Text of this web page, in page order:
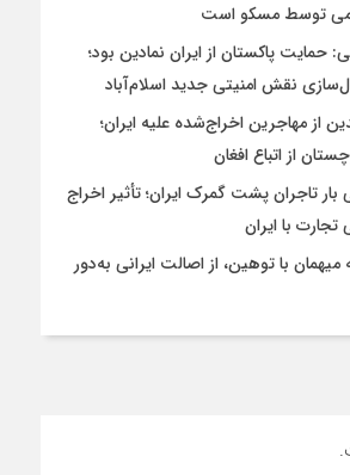
توسط مسکو است
حمایت پاکستان از ایران نمادین بود؛
نقش امنیتی جدید اسلام‌آباد
از مهاجرین اخراج‌شده علیه ایران؛
از اتباع افغان
تاجران پشت گمرک ایران؛ تأثیر اخراج
با ایران
با توهین، از اصالت ایرانی به‌دور